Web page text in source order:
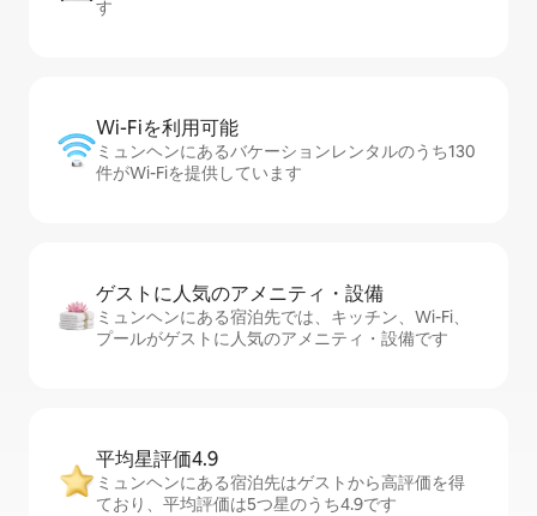
す
Wi-Fiを利⁠用⁠可⁠能
ミュンヘンにあるバケーションレンタルのうち130
件がWi-Fiを提供しています
ゲストに人⁠気⁠のア⁠メ⁠ニ⁠テ⁠ィ・設⁠備
ミュンヘンにある宿泊先では、キッチン、Wi-Fi、
プールがゲストに人気のアメニティ・設備です
平均星評価4.9
ミュンヘンにある宿泊先はゲストから高評価を得
ており、平均評価は5つ星のうち4.9です